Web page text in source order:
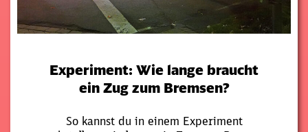
Experiment: Wie lange braucht
ein Zug zum Bremsen?
So kannst du in einem Experiment